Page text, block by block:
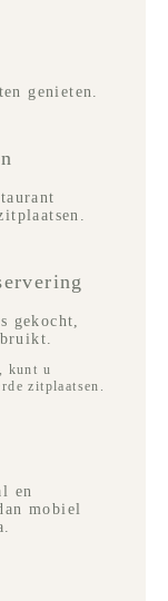
genieten.
gekocht,
kunt u
zitplaatsen.
en
mobiel